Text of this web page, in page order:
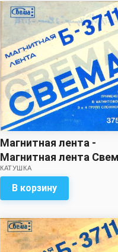
Магнитная лента -
Магнитная лента
375м
КАТУШКА
В корзину